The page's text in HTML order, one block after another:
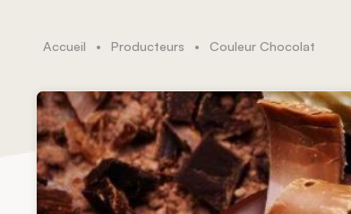
Accueil • Producteurs • Couleur Chocolat